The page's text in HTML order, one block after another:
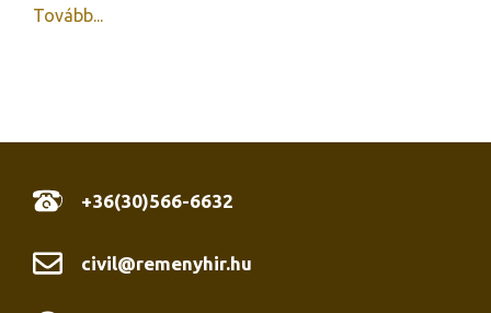
Tovább...
+36(30)566-6632
civil@remenyhir.hu